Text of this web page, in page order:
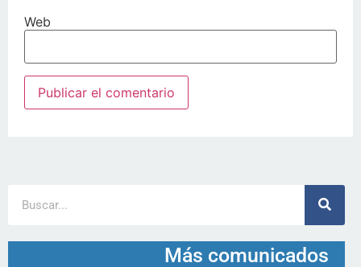
Web
Más comunicados